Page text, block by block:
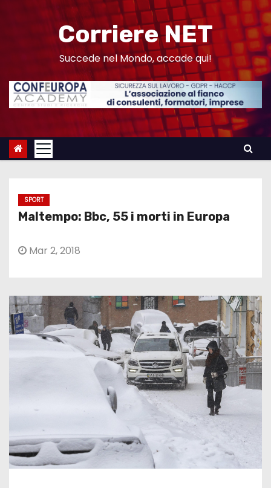
n
Corriere NET
Succede nel Mondo, accade qui!
SPORT
Maltempo: Bbc, 55 i morti in Europa
Mar 2, 2018